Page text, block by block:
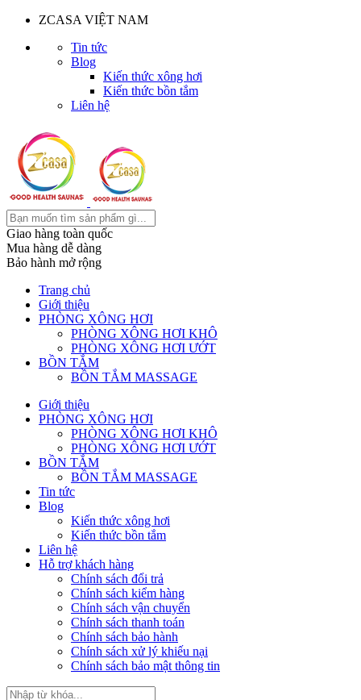
ZCASA VIỆT NAM
Tin tức
Blog
Kiến thức xông hơi
Kiến thức bồn tắm
Liên hệ
Giao hàng toàn quốc
Mua hàng dễ dàng
Bảo hành mở rộng
Trang chủ
Giới thiệu
PHÒNG XÔNG HƠI
PHÒNG XÔNG HƠI KHÔ
PHÒNG XÔNG HƠI ƯỚT
BỒN TẮM
BỒN TẮM MASSAGE
Giới thiệu
PHÒNG XÔNG HƠI
PHÒNG XÔNG HƠI KHÔ
PHÒNG XÔNG HƠI ƯỚT
BỒN TẮM
BỒN TẮM MASSAGE
Tin tức
Blog
Kiến thức xông hơi
Kiến thức bồn tắm
Liên hệ
Hỗ trợ khách hàng
Chính sách đổi trả
Chính sách kiểm hàng
Chính sách vận chuyển
Chính sách thanh toán
Chính sách bảo hành
Chính sách xử lý khiếu nại
Chính sách bảo mật thông tin